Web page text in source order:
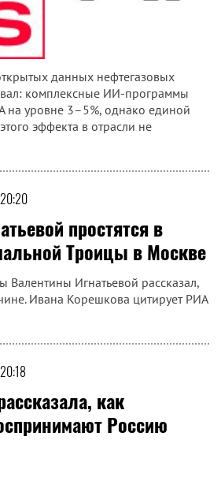
данных нефтегазовых
комплексные ИИ-программы
на уровне 3–5%, однако единой
эффекта в отрасли не
простятся в
Троицы в Москве
Валентины Игнатьевой рассказал,
Ивана Корешкова цитирует РИА
как
Россию